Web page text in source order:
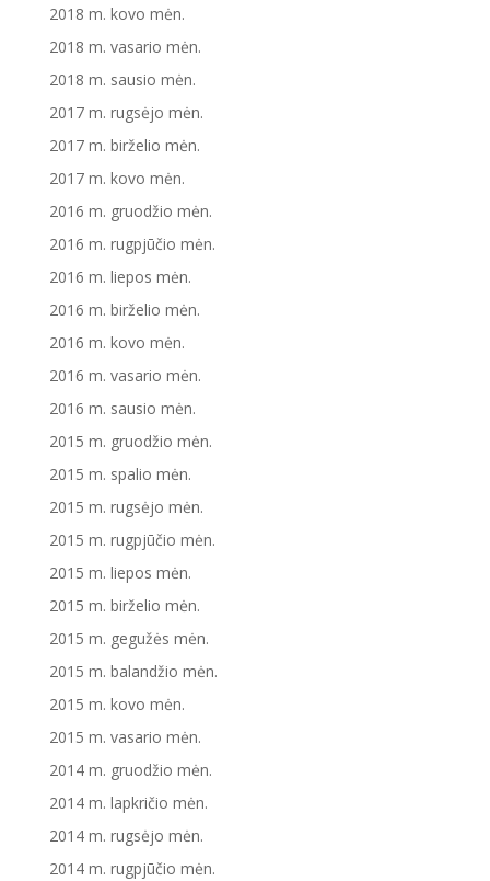
2018 m. kovo mėn.
2018 m. vasario mėn.
2018 m. sausio mėn.
2017 m. rugsėjo mėn.
2017 m. birželio mėn.
2017 m. kovo mėn.
2016 m. gruodžio mėn.
2016 m. rugpjūčio mėn.
2016 m. liepos mėn.
2016 m. birželio mėn.
2016 m. kovo mėn.
2016 m. vasario mėn.
2016 m. sausio mėn.
2015 m. gruodžio mėn.
2015 m. spalio mėn.
2015 m. rugsėjo mėn.
2015 m. rugpjūčio mėn.
2015 m. liepos mėn.
2015 m. birželio mėn.
2015 m. gegužės mėn.
2015 m. balandžio mėn.
2015 m. kovo mėn.
2015 m. vasario mėn.
2014 m. gruodžio mėn.
2014 m. lapkričio mėn.
2014 m. rugsėjo mėn.
2014 m. rugpjūčio mėn.